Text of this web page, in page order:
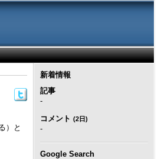
）と
新着情報
記事
-
コメント (2日)
-
Google Search